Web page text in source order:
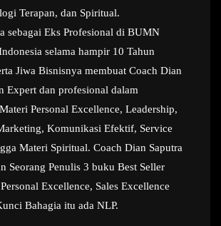
Terapan, dan Spiritual.
sebagai Eks Profesional di BUMN
selama hampir 10 Tahun
Jiwa Bisnisnya membuat Coach Dian
Expert dan profesional dalam
Personal Excellence, Leadership,
Komunikasi Efektif, Service
Materi Spiritual. Coach Dian Saputra
Seorang Penulis 3 buku Best Seller
Excellence, Sales Excellence
Bahagia itu ada NLP.